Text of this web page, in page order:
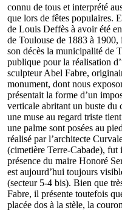
connu de tous et interprété
que lors de fêtes populaires.
de Louis Deffès à avoir été
de Toulouse de 1883 à
son décès la municipalité de
publique pour la réalisation
sculpteur Abel Fabre,
monument, dont nous
présentait la forme d’un
verticale abritant un buste du
une muse au regard triste
une palme sont posées au
réalisé par l’architecte
(cimetière Terre-Cabade),
présence du maire Honoré
est aujourd’hui toujours
(secteur 5-4 bis). Bien que
Fabre, il présente toutefois
placée dos à la stèle, la